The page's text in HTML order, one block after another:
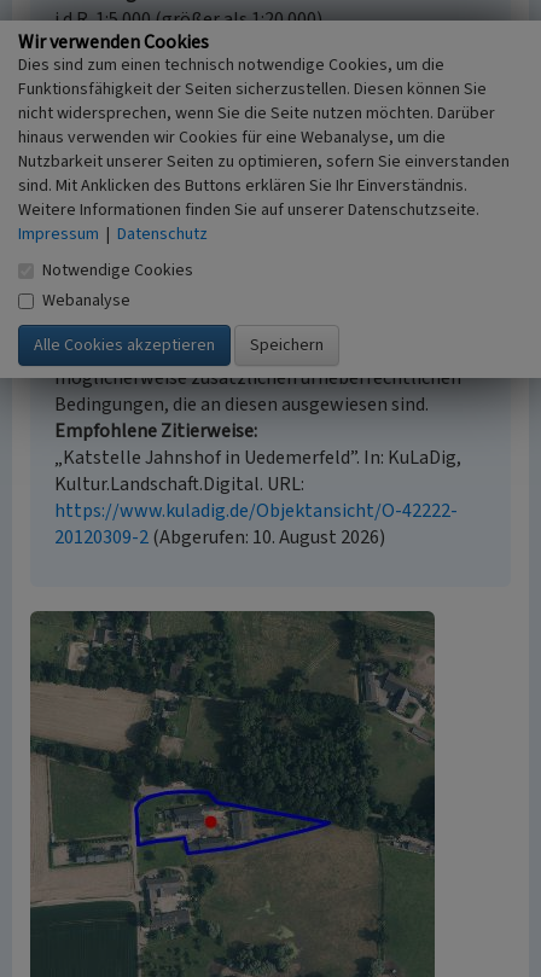
i.d.R. 1:5.000 (größer als 1:20.000)
Erfassungsmethode
Auswertung historischer Schriften, Auswertung
historischer Karten, Auswertung historischer Fotos
Historischer Zeitraum
Beginn 1700 bis 1734
Empfohlene Zitierweise
Urheberrechtlicher Hinweis
Der hier präsentierte Inhalt ist urheberrechtlich
geschützt. Die angezeigten Medien unterliegen
möglicherweise zusätzlichen urheberrechtlichen
Bedingungen, die an diesen ausgewiesen sind.
Empfohlene Zitierweise
„Katstelle Jahnshof in Uedemerfeld”. In: KuLaDig,
Kultur.Landschaft.Digital. URL:
https://www.kuladig.de/Objektansicht/O-42222-
20120309-2(Abgerufen: 10. August 2026)
Wir verwenden Cookies
Dies sind zum einen technisch notwendige Cookies, um die
Funktionsfähigkeit der Seiten sicherzustellen. Diesen können Sie
nicht widersprechen, wenn Sie die Seite nutzen möchten. Darüber
hinaus verwenden wir Cookies für eine Webanalyse, um die
Nutzbarkeit unserer Seiten zu optimieren, sofern Sie einverstanden
sind. Mit Anklicken des Buttons erklären Sie Ihr Einverständnis.
Weitere Informationen finden Sie auf unserer Datenschutzseite.
Impressum | Datenschutz
Notwendige Cookies
Webanalyse